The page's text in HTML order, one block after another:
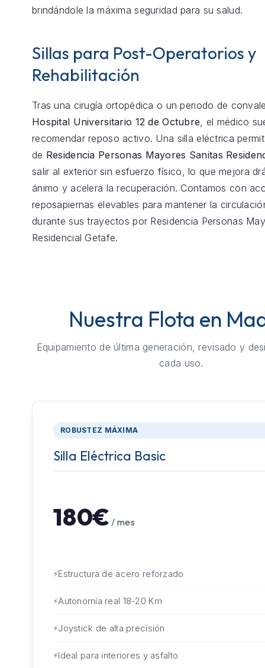
brindándole la máxima seguridad para su salud.
Sillas para Post-Operatorios y
Rehabilitación
Tras una cirugía ortopédica o un periodo de
Hospital Universitario 12 de Octubre, el médico
recomendar reposo activo. Una silla eléctrica
de Residencia Personas Mayores Sanitas
salir al exterior sin esfuerzo físico, lo que mejora
ánimo y acelera la recuperación. Contamos con
reposapiernas elevables para mantener la
durante sus trayectos por Residencia Personas
Residencial Getafe.
Nuestra Flota en
Equipamiento de última generación, revisado y
cada uso.
ROBUSTEZ MÁXIMA
Silla Eléctrica Basic
180€ / mes
Estructura de acero reforzado
Autonomía real 18-20 Km
Joystick de alta precisión
Ideal para interiores y asfalto